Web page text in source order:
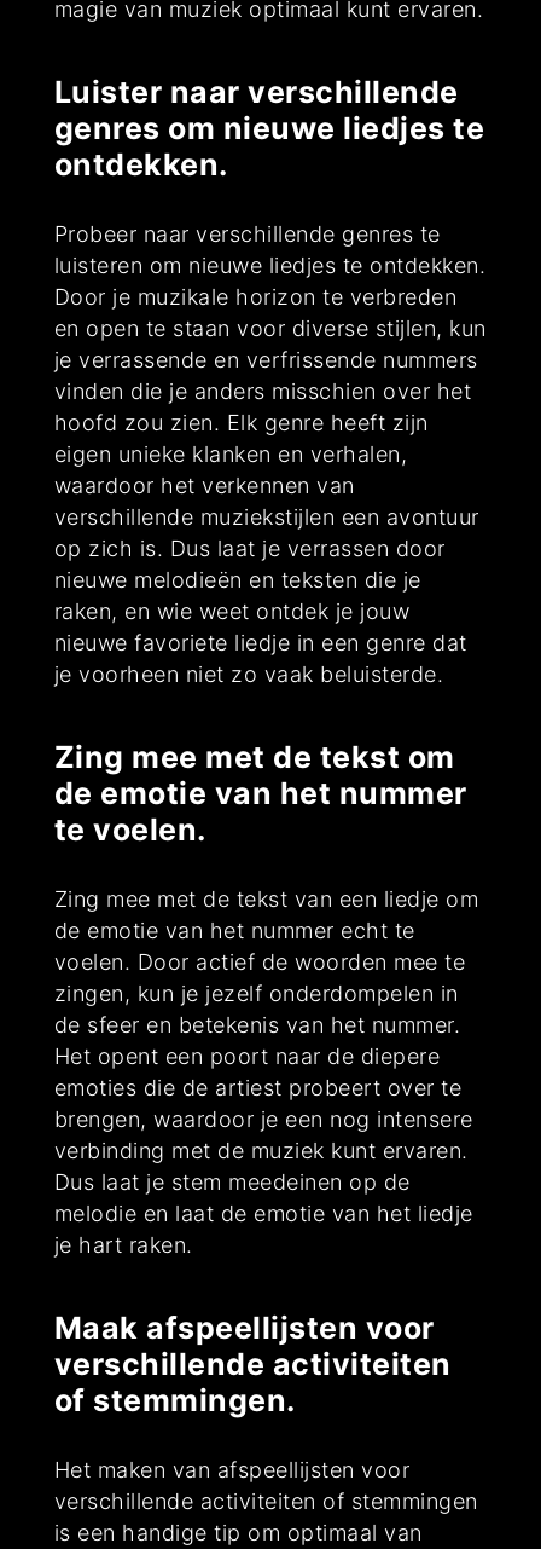
magie van muziek optimaal kunt ervaren.
Luister naar verschillende
genres om nieuwe liedjes te
ontdekken.
Probeer naar verschillende genres te
luisteren om nieuwe liedjes te ontdekken.
Door je muzikale horizon te verbreden
en open te staan voor diverse stijlen, kun
je verrassende en verfrissende nummers
vinden die je anders misschien over het
hoofd zou zien. Elk genre heeft zijn
eigen unieke klanken en verhalen,
waardoor het verkennen van
verschillende muziekstijlen een avontuur
op zich is. Dus laat je verrassen door
nieuwe melodieën en teksten die je
raken, en wie weet ontdek je jouw
nieuwe favoriete liedje in een genre dat
je voorheen niet zo vaak beluisterde.
Zing mee met de tekst om
de emotie van het nummer
te voelen.
Zing mee met de tekst van een liedje om
de emotie van het nummer echt te
voelen. Door actief de woorden mee te
zingen, kun je jezelf onderdompelen in
de sfeer en betekenis van het nummer.
Het opent een poort naar de diepere
emoties die de artiest probeert over te
brengen, waardoor je een nog intensere
verbinding met de muziek kunt ervaren.
Dus laat je stem meedeinen op de
melodie en laat de emotie van het liedje
je hart raken.
Maak afspeellijsten voor
verschillende activiteiten
of stemmingen.
Het maken van afspeellijsten voor
verschillende activiteiten of stemmingen
is een handige tip om optimaal van